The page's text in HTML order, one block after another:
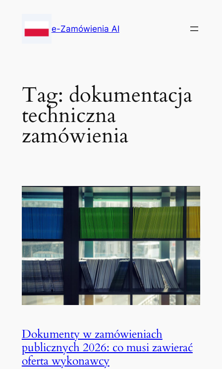
content
e-Zamówienia AI
Tag: dokumentacja
techniczna
zamówienia
Dokumenty w zamówieniach
publicznych 2026: co musi zawierać
oferta wykonawcy